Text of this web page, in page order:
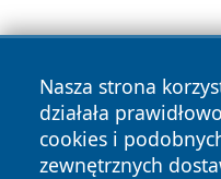
Nasza strona
działała
cookies i
zewnętrznych
Copyright © 2026